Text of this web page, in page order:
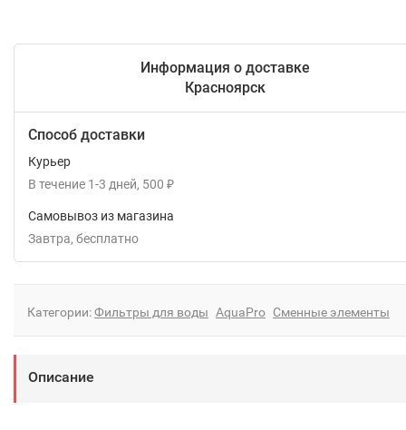
Информация о доставке
Красноярск
Способ доставки
Курьер
В течение 1-3 дней 500 ₽
Самовывоз из магазина
Завтра
Бесплатно
Категории:Фильтры для воды AquaPro Сменные элементы
Описание